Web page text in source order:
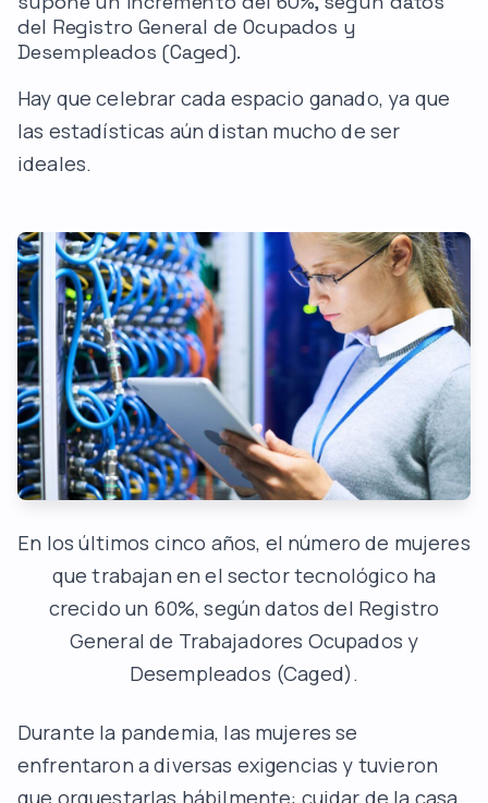
del Registro General de Ocupados y
Desempleados (Caged).
Hay que celebrar cada espacio ganado, ya que
las estadísticas aún distan mucho de ser
ideales.
En los últimos cinco años, el número de mujeres
que trabajan en el sector tecnológico ha
crecido un 60%, según datos del Registro
General de Trabajadores Ocupados y
Desempleados (Caged).
Durante la pandemia, las mujeres se
enfrentaron a diversas exigencias y tuvieron
que orquestarlas hábilmente: cuidar de la casa,